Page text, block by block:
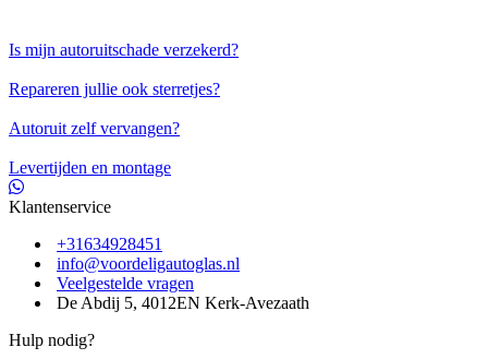
Is mijn autoruitschade verzekerd?
Repareren jullie ook sterretjes?
Autoruit zelf vervangen?
Levertijden en montage
Klantenservice
+31634928451
info@voordeligautoglas.nl
Veelgestelde vragen
De Abdij 5, 4012EN Kerk-Avezaath
Hulp nodig?